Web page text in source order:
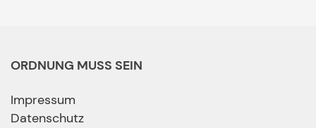
ORDNUNG MUSS SEIN
Impressum
Datenschutz